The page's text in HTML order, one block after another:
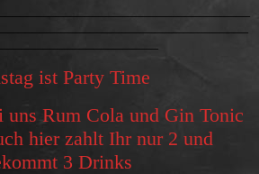
ist Party Time
uns Rum Cola und Gin Tonic
hier zahlt Ihr nur 2 und
3 Drinks